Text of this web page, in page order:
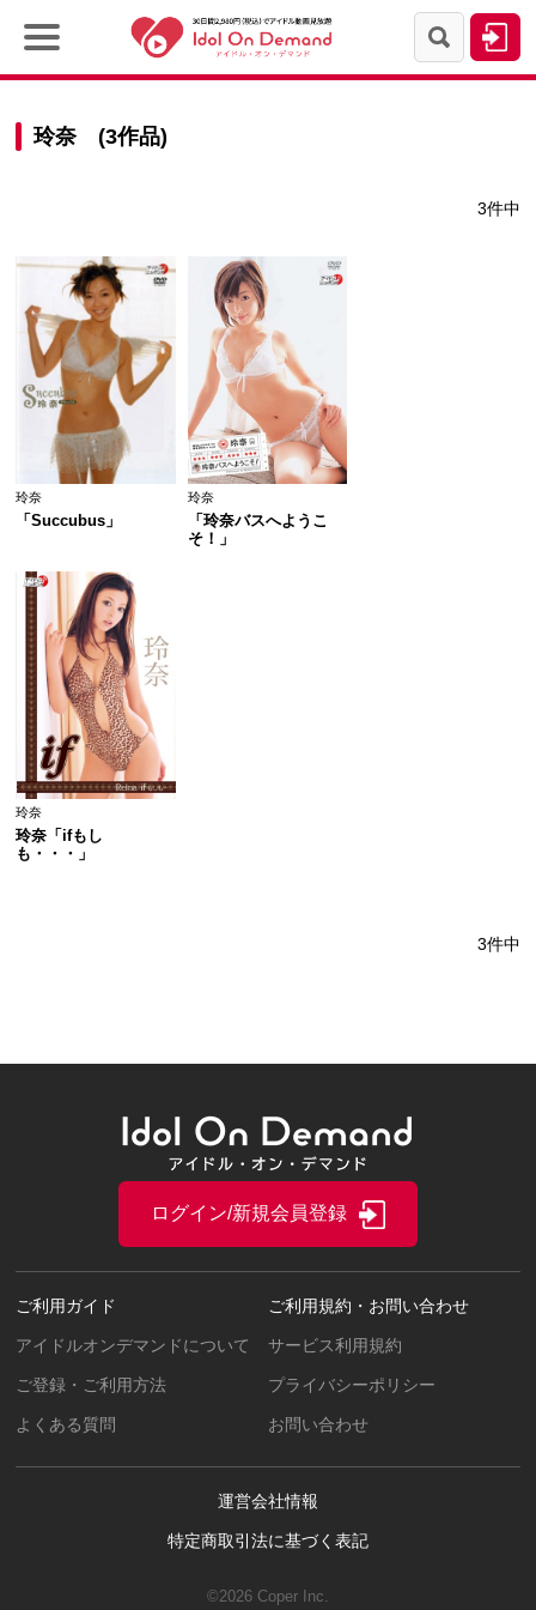
玲奈 (3作品)
3件中
玲奈
「Succubus」
玲奈
「玲奈バスへようこ
そ！」
玲奈
玲奈「ifもし
も・・・」
3件中
ご利用ガイド
アイドルオンデマンドについて
ご登録・ご利用方法
よくある質問
ご利用規約・お問い合わせ
サービス利用規約
プライバシーポリシー
お問い合わせ
運営会社情報
特定商取引法に基づく表記
ログイン/新規会員登録
©2026 Coper Inc.